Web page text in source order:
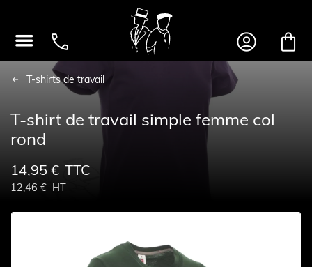
   
T-shirts de travail
T-shirt de travail simple femme col
rond
14,95 € TTC
12,46 € HT